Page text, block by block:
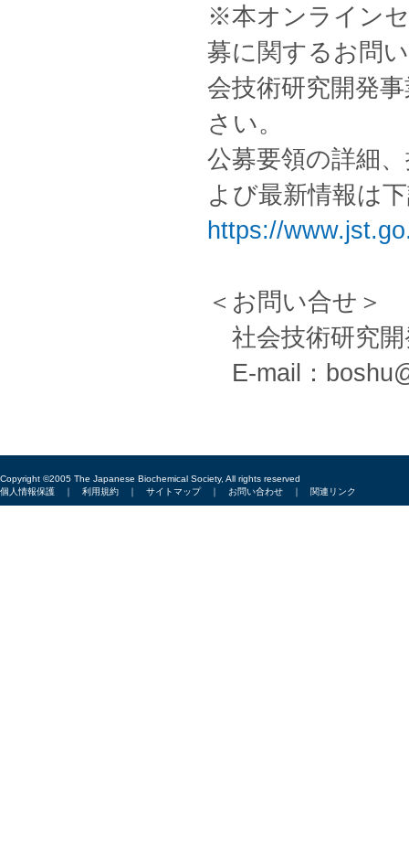
※本オンライン
募に関するお問
会技術研究開発
さい。
公募要領の詳細
よび最新情報は
https://
＜お問い合せ＞
社会技術研究
E-mail：
Copyright ©2005 The Japanese Biochemical Society, All rights reserved
個人情報保護 ｜ 利用規約 ｜ サイトマップ｜ お問い合わせ ｜ 関連リンク